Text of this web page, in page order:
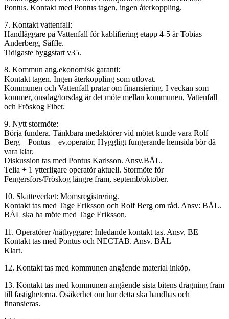
Pontus. Kontakt med Pontus tagen, ingen återkoppling.
7. Kontakt vattenfall:
Handläggare på Vattenfall för kablifiering etapp 4-5 är Tobias
Anderberg, Säffle.
Tidigaste byggstart v35.
8. Kommun ang.ekonomisk garanti:
Kontakt tagen. Ingen återkoppling som utlovat.
Kommunen och Vattenfall pratar om finansiering. I veckan som
kommer, onsdag/torsdag är det möte mellan kommunen, Vattenfall
och Fröskog Fiber.
9. Nytt stormöte:
Börja fundera. Tänkbara medaktörer vid mötet kunde vara Rolf
Berg – Pontus – ev.operatör. Hyggligt fungerande hemsida bör då
vara klar.
Diskussion tas med Pontus Karlsson. Ansv.BÅL.
Telia + 1 ytterligare operatör aktuell. Stormöte för
Fengersfors/Fröskog längre fram, septemb/oktober.
10. Skatteverket: Momsregistrering.
Kontakt tas med Tage Eriksson och Rolf Berg om råd. Ansv: BÅL.
BÅL ska ha möte med Tage Eriksson.
11. Operatörer /nätbyggare: Inledande kontakt tas. Ansv. BE
Kontakt tas med Pontus och NECTAB. Ansv. BÅL
Klart.
12. Kontakt tas med kommunen angående material inköp.
13. Kontakt tas med kommunen angående sista bitens dragning fram
till fastigheterna. Osäkerhet om hur detta ska handhas och
finansieras.